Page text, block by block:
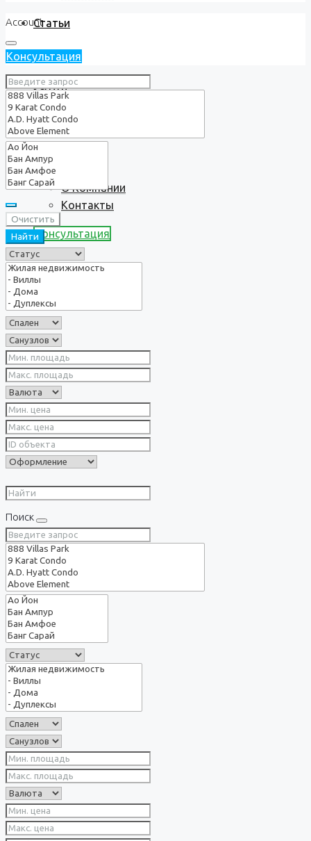
Статьи
Услуги
О нас
О Компании
Контакты
Консультация
Account
Консультация
Очистить
Найти
Поиск